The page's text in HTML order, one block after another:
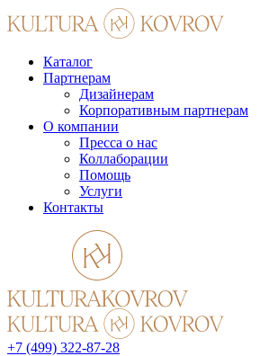
Каталог
Партнерам
Дизайнерам
Корпоративным партнерам
О компании
Пресса о нас
Коллаборации
Помощь
Услуги
Контакты
+7 (499) 322-87-28